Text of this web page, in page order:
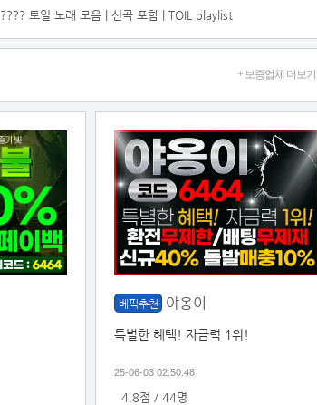
???? 토일 노래 모음 | 신곡 포함 | TOIL playlist
+ 보증업체 더보기
베픽추천 야옹이
특별한 혜택! 자금력 1위!
25-06-03 02:50:48
4.8점 / 44명